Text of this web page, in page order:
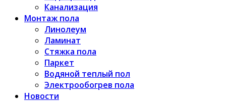
Канализация
Монтаж пола
Линолеум
Ламинат
Стяжка пола
Паркет
Водяной теплый пол
Электрообогрев пола
Новости